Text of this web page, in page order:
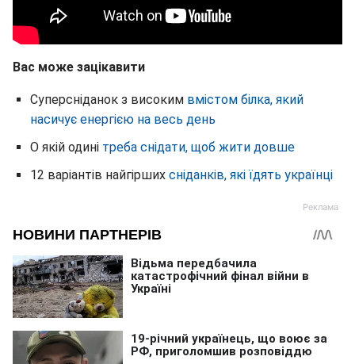
Вас може зацікавити
Суперсніданок з високим вмістом білка, який
насичує енергією на весь день
О якій одині треба снідати, щоб жити довше
12 варіантів найгірших сніданків, які їдять українці